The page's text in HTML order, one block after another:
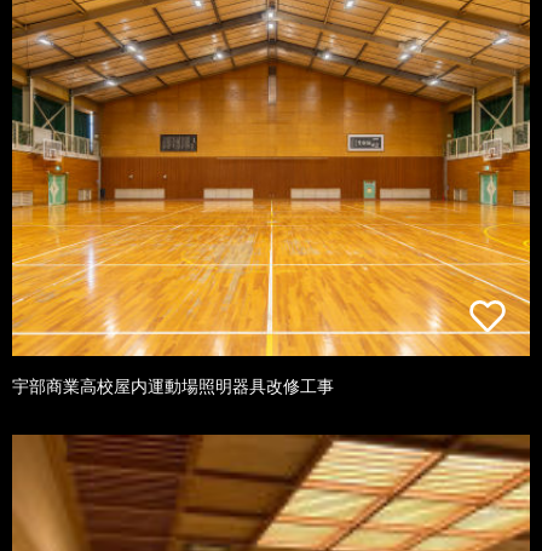
宇部商業高校屋内運動場照明器具改修工事